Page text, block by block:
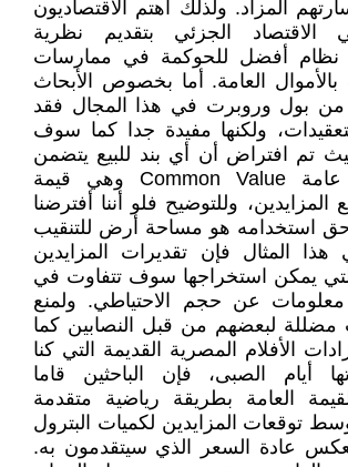
المزاد. ولذلك اهتم الاقتصاديون
الاقتصاد الجزئي بتقديم نظرية
نظام أفضل للحوكمة في ممارسات
بالأموال العامة. أما بخصوص الأبحاث
من بول وروبرت في هذا المجال فقد
ولكنها مفيدة جدا كما سوف
تم افتراض أن أي بند للبيع يتضمن
بالضرورة قيمة عامة Common Value وهي قيمة
وللتوضيح فلو أننا أفترضنا
استخدامه هو مساحة أرض للتنقيب
المثال فإن تقديرات المزايدين
يمكن استخراجها سوف تتفاوت في
عن حجم الاحتياطي. ولمنع
لبعضهم من قبل النصابين كما
الأفلام المصرية القديمة التي كنا
أيام الصبى، فإن الباحثين قاما
العامة بطريقة رياضية متقدمة
توقعات المزايدين لكميات البترول
عادة السعر الذي سيتقدمون به.